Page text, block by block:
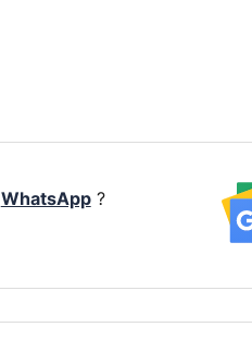
WhatsApp?